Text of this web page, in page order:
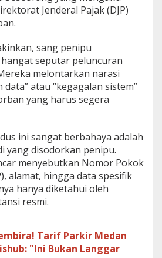
o
d
s
P
n
i
p
n
C
o
r
t
a
x
n
g
Jenderal Pajak (DJP)
sang penipu
seputar peluncuran
melontarkan narasi
atau “kegagalan sistem”
yang harus segera
ini sangat berbahaya adalah
yang disodorkan penipu.
menyebutkan Nomor Pokok
alamat, hingga data spesifik
hanya diketahui oleh
resmi.
Tarif Parkir Medan
"Ini Bukan Langgar